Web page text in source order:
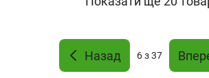
Назад 6з 37